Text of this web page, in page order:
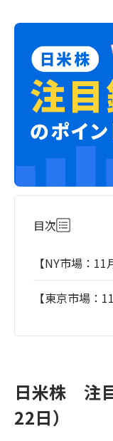
目次
【NY市場：11
【東京市場：
日米株 注
22日）